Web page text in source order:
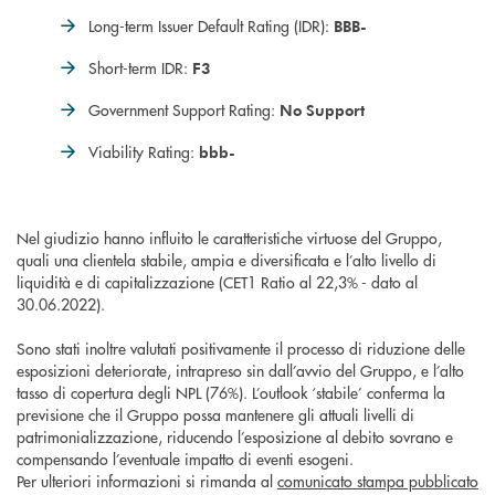
Long-term Issuer Default Rating (IDR): BBB-
Short-term IDR: F3
Government Support Rating: No Support
Viability Rating: bbb-
Nel giudizio hanno influito le caratteristiche virtuose del Gruppo,
quali una clientela stabile, ampia e diversificata e l’alto livello di
liquidità e di capitalizzazione (CET1 Ratio al 22,3% - dato al
30.06.2022).
Sono stati inoltre valutati positivamente il processo di riduzione delle
esposizioni deteriorate, intrapreso sin dall’avvio del Gruppo, e l’alto
tasso di copertura degli NPL (76%). L’outlook ‘stabile’ conferma la
previsione che il Gruppo possa mantenere gli attuali livelli di
patrimonializzazione, riducendo l’esposizione al debito sovrano e
compensando l’eventuale impatto di eventi esogeni.
Per ulteriori informazioni si rimanda al comunicato stampa pubblicato